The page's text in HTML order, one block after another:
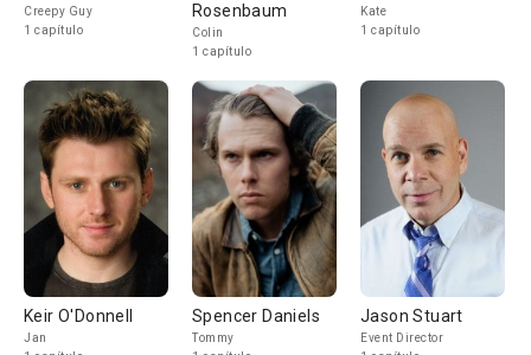
Creepy Guy
1 capítulo
Rosenbaum
Colin
1 capítulo
Kate
1 capítulo
Keir O'Donnell
Jan
Spencer Daniels
Tommy
Jason Stuart
Event Director